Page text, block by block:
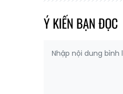
Ý KIẾN BẠN ĐỌC